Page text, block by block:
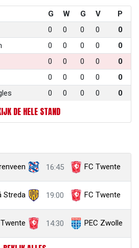
G W G V
P
0 0 0 0
0
0 0 0 0
0
0 0 0 0
0
0 0 0 0
0
0 0 0 0 0
DE HELE STAND
16:45 FC Twente
Streda 19:00 FC Twente
14:30 PEC Zwolle